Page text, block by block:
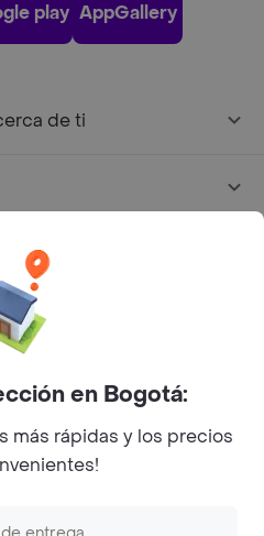
play AppGallery
de ti
Twitter
Instagram
All rights reserved.
en Bogotá:
más rápidas y los precios